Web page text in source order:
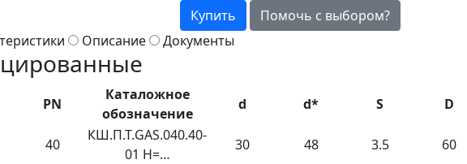
Купить
Помочь с выбором?
Описание Документы
PN
Каталожное
обозначение
d d* S D
40
КШ.П.Т.GAS.040.40-
01 H=…
30 48 3.5 60